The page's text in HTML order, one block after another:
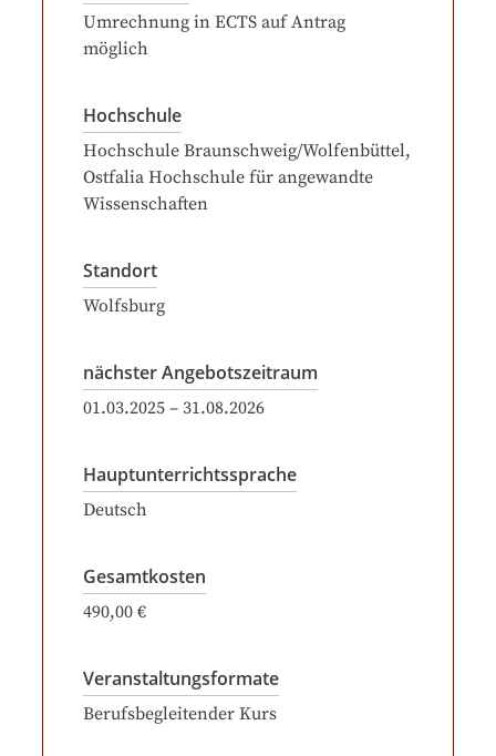
Umrechnung in ECTS auf Antrag
möglich
Hochschule
Hochschule Braunschweig/Wolfenbüttel,
Ostfalia Hochschule für angewandte
Wissenschaften
Standort
Wolfsburg
nächster Angebotszeitraum
01.03.2025 – 31.08.2026
Hauptunterrichtssprache
Deutsch
Gesamtkosten
490,00 €
Veranstaltungsformate
Berufsbegleitender Kurs